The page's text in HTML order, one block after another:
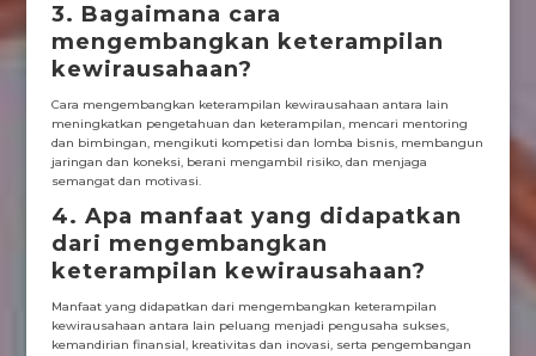
3. Bagaimana cara
mengembangkan keterampilan
kewirausahaan?
Cara mengembangkan keterampilan kewirausahaan antara lain
meningkatkan pengetahuan dan keterampilan, mencari mentoring
dan bimbingan, mengikuti kompetisi dan lomba bisnis, membangun
jaringan dan koneksi, berani mengambil risiko, dan menjaga
semangat dan motivasi.
4. Apa manfaat yang didapatkan
dari mengembangkan
keterampilan kewirausahaan?
Manfaat yang didapatkan dari mengembangkan keterampilan
kewirausahaan antara lain peluang menjadi pengusaha sukses,
kemandirian finansial, kreativitas dan inovasi, serta pengembangan